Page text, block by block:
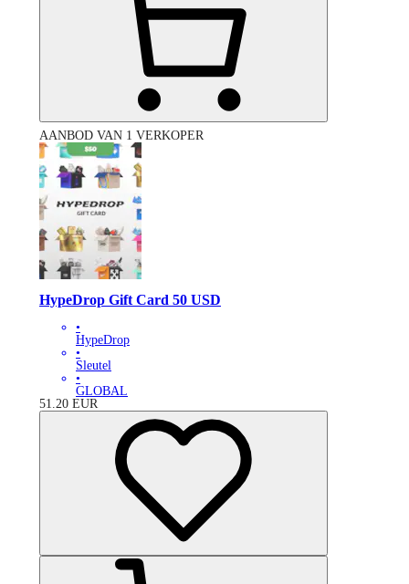
AANBOD VAN 1 VERKOPER
HypeDrop Gift Card 50 USD
•
HypeDrop
•
Sleutel
•
GLOBAL
51.20 EUR